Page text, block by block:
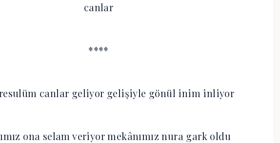
canlar
****
canlar geliyor gelişiyle gönül inim inliyor
ona selam veriyor mekânımız nura gark oldu